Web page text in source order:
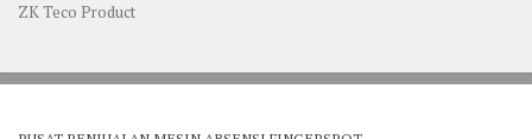
ZK Teco Product